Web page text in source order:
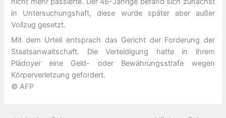
in Untersuchungshaft, diese wurde später aber außer
Vollzug gesetzt.
Mit dem Urteil entsprach das Gericht der Forderung der
Staatsanwaltschaft. Die Verteidigung hatte in ihrem
Plädoyer eine Geld- oder Bewährungsstrafe wegen
Körperverletzung gefordert.
© AFP